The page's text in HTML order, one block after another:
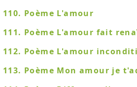
110. Poème L'amour
111. Poème L'amour fait
112. Poème L'amour
113. Poème Mon amour je